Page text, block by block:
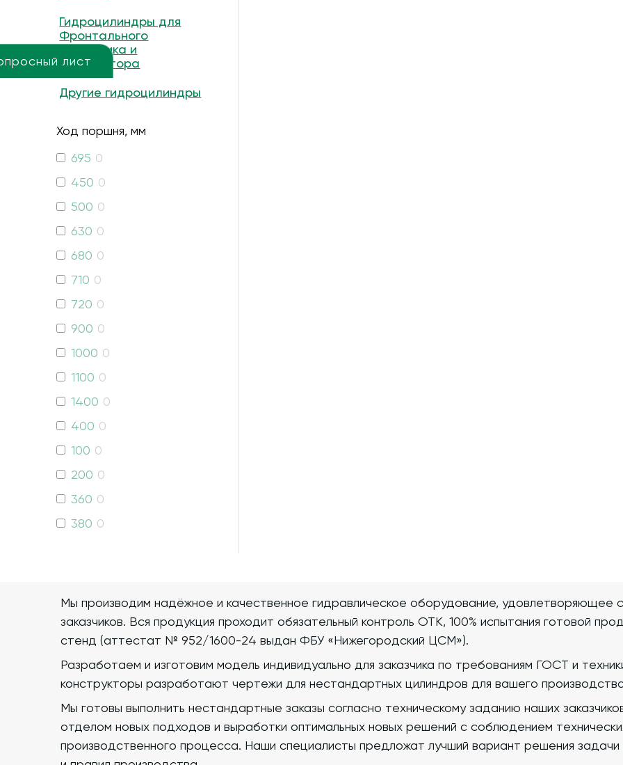
лист
Гидроцилиндры для
Фронтального
погрузчика и
Экскаватора
Другие гидроцилиндры
Ход поршня, мм
695 0
450 0
500 0
630 0
680 0
710 0
720 0
900 0
1000 0
1100 0
1400 0
400 0
100 0
200 0
360 0
380 0
631 0
800 0
810 0
0
1250 0
Мы производим надёжное и качественное гидравлическое оборудование,
заказчиков. Вся продукция проходит обязательный контроль ОТК, 100% испытания готовой
стенд (аттестат № 952/1600-24 выдан ФБУ «Нижегородский ЦСМ»).
Разработаем и изготовим модель индивидуально для заказчика по требованиям ГОСТ и
конструкторы разработают чертежи для нестандартных цилиндров для вашего
Мы готовы выполнить нестандартные заказы согласно техническому заданию наших
отделом новых подходов и выработки оптимальных новых решений с соблюдением
производственного процесса. Наши специалисты предложат лучший вариант решения